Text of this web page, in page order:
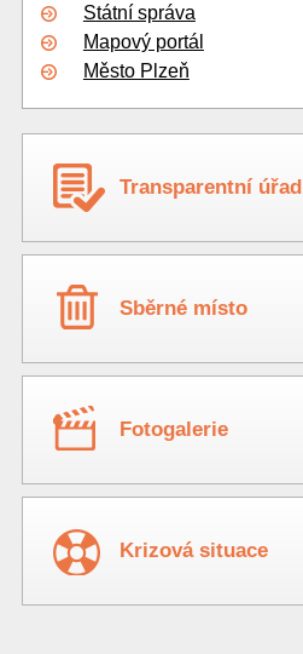
Státní správa
Mapový portál
Město Plzeň
Transparentní úřad
Sběrné místo
Fotogalerie
Krizová situace